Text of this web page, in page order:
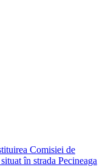
Comisiei de
în strada Pecineaga